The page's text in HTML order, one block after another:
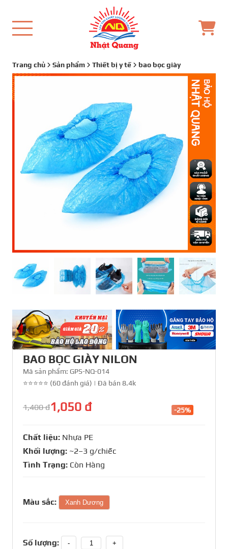
Trang chủ Sản phẩm Thiết bị y tế bao bọc giày
BAO BỌC GIÀY NILON
Mã sản phẩm: GPS-NQ-014
⭐⭐⭐⭐⭐ (60 đánh giá) | Đã bán 8.4k
1,400 đ1,050 đ -25%
Chất liệu: Nhựa PE
Khối lượng: ~2–3 g/chiếc
Tình Trạng: Còn Hàng
Màu sắc: Xanh Dương
Số lượng: - +